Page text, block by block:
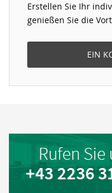
Erstellen Sie Ihr
genießen Sie die
EIN